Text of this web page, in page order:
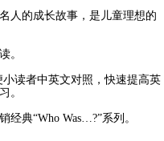
人的成长故事，是儿童理想的
。
读者中英文对照，快速提高英
。
经典“Who Was…?”系列。